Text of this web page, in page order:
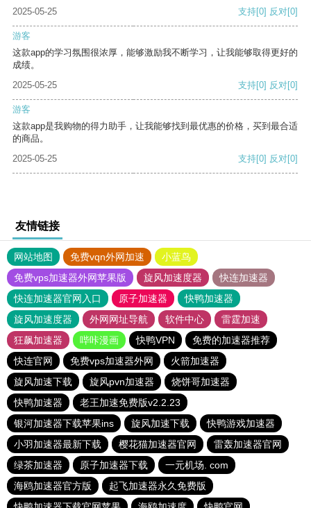
2025-05-25
支持[0] 反对[0]
游客
这款app的学习氛围很浓厚，能够激励我不断学习，让我能够取得更好的
成绩。
2025-05-25
支持[0] 反对[0]
游客
这款app是我购物的得力助手，让我能够找到最优惠的价格，买到最合适
的商品。
2025-05-25
支持[0] 反对[0]
友情链接
网站地图 免费vqn外网加速
小蓝鸟
免费vps加速器外网苹果版
旋风加速度器
快连加速器
快连加速器官网入口
原子加速器
快鸭加速器
旋风加速度器
外网网址导航 软件中心
雷霆加速
狂飙加速器
哔咔漫画 快鸭VPN
免费的加速器推荐
快连官网
免费vps加速器外网
火箭加速器
旋风加速下载
旋风pvn加速器
烧饼哥加速器
快鸭加速器
老王加速免费版v2.2.23
银河加速器下载苹果ins
旋风加速下载
快鸭游戏加速器
小羽加速器最新下载
樱花猫加速器官网
雷轰加速器官网
绿茶加速器
原子加速器下载
一元机场. com
海鸥加速器官方版
起飞加速器永久免费版